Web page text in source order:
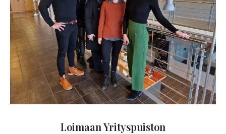
Loimaan Yrityspuiston